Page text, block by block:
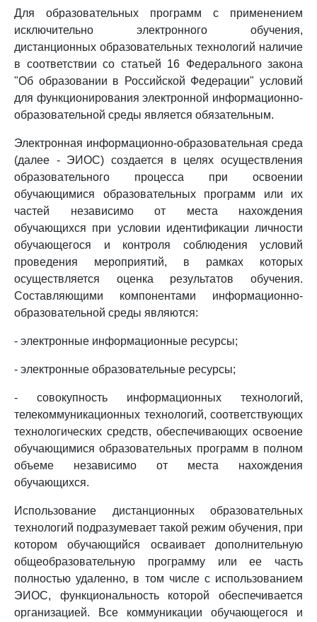
Для образовательных программ с применением
исключительно электронного обучения,
дистанционных образовательных технологий наличие
в соответствии со статьей 16 Федерального закона
"Об образовании в Российской Федерации" условий
для функционирования электронной информационно-
образовательной среды является обязательным.
Электронная информационно-образовательная среда
(далее - ЭИОС) создается в целях осуществления
образовательного процесса при освоении
обучающимися образовательных программ или их
частей независимо от места нахождения
обучающихся при условии идентификации личности
обучающегося и контроля соблюдения условий
проведения мероприятий, в рамках которых
осуществляется оценка результатов обучения.
Составляющими компонентами информационно-
образовательной среды являются:
- электронные информационные ресурсы;
- электронные образовательные ресурсы;
- совокупность информационных технологий,
телекоммуникационных технологий, соответствующих
технологических средств, обеспечивающих освоение
обучающимися образовательных программ в полном
объеме независимо от места нахождения
обучающихся.
Использование дистанционных образовательных
технологий подразумевает такой режим обучения, при
котором обучающийся осваивает дополнительную
общеобразовательную программу или ее часть
полностью удаленно, в том числе с использованием
ЭИОС, функциональность которой обеспечивается
организацией. Все коммуникации обучающегося и